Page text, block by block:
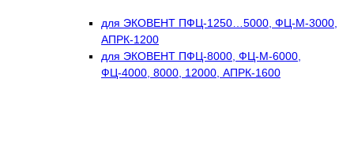
для ЭКОВЕНТ ПФЦ-1250…5000, ФЦ-М-3000,
АПРК-1200
для ЭКОВЕНТ ПФЦ-8000, ФЦ-М-6000,
ФЦ-4000, 8000, 12000, АПРК-1600